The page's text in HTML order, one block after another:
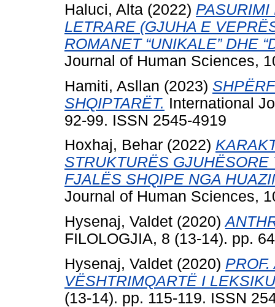
Haluci, Alta (2022) PASURIMI
LETRARE (GJUHA E
ROMANET “UNIKALE” DHE
Journal of Human Sciences,
Hamiti, Asllan (2023)
SHQIPTARËT. International
92-99. ISSN 2545-4919
Hoxhaj, Behar (2022)
STRUKTURËS
FJALËS SHQIPE NGA
Journal of Human Sciences,
Hysenaj, Valdet (2020)
FILOLOGJIA, 8 (13-14). pp.
Hysenaj, Valdet (2020)
VËSHTRIMQARTË I
(13-14). pp. 115-119. ISSN